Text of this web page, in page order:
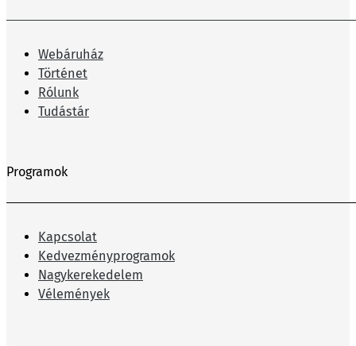
Webáruház
Történet
Rólunk
Tudástár
Programok
Kapcsolat
Kedvezményprogramok
Nagykerekedelem
Vélemények